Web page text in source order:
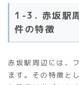
1-3. 赤坂駅
件の特徴
赤坂駅周辺には、
ます。その特徴と